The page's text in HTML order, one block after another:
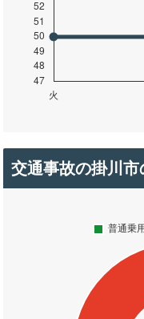
交通事故の掛川